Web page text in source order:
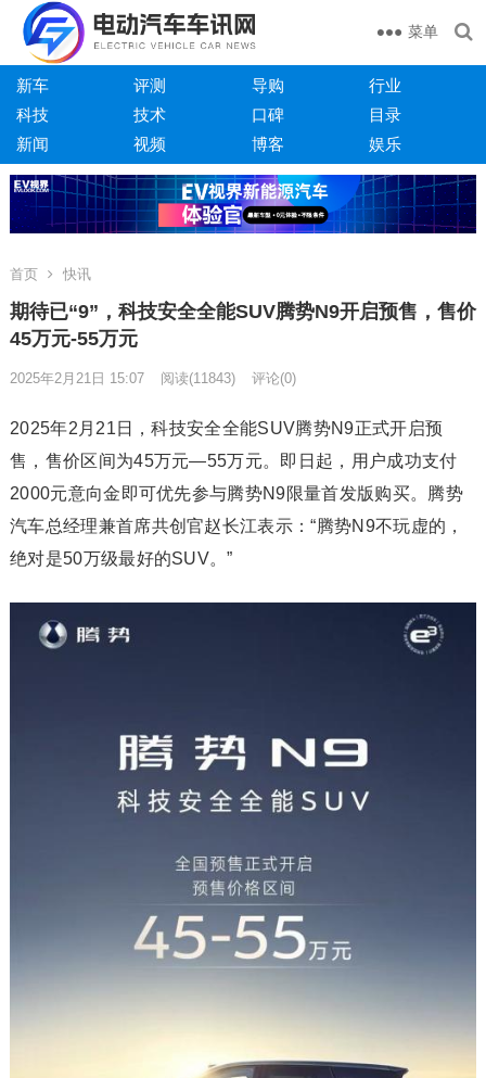
菜单
新车 评测 导购
行业
科技
技术 口碑
目录
新闻
视频 博客 娱乐
首页 快讯
期待已“9”，科技安全全能SUV腾势N9开启预售，售价
45万元-55万元
2025年2月21日 15:07 阅读(11843) 评论(0)
2025年2月21日，科技安全全能SUV腾势N9正式开启预
售，售价区间为45万元—55万元。即日起，用户成功支付
2000元意向金即可优先参与腾势N9限量首发版购买。腾势
汽车总经理兼首席共创官赵长江表示：“腾势N9不玩虚的，
绝对是50万级最好的SUV。”